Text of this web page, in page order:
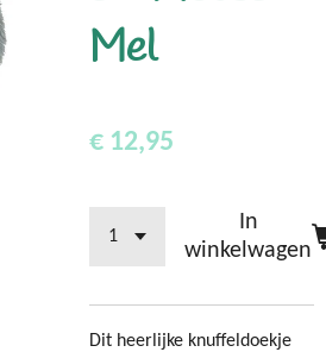
Mel
€ 12,95
In
winkelwagen
Dit heerlijke knuffeldoekje